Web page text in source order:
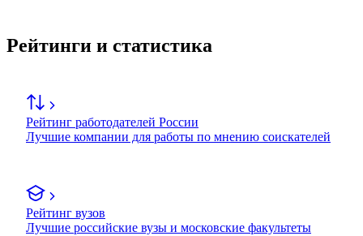
Рейтинги и статистика
Рейтинг работодателей России
Лучшие компании для работы по мнению соискателей
Рейтинг вузов
Лучшие российские вузы и московские факультеты